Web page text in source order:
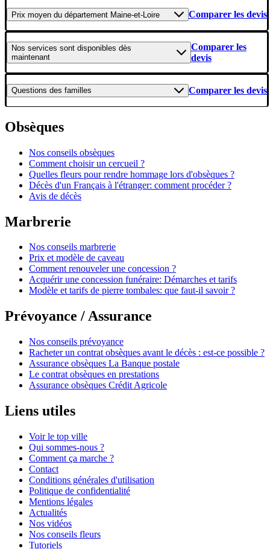
Prix moyen du département Maine-et-Loire Comparer les devis
Nos services sont disponibles dès
maintenant
Comparer les
devis
Questions des familles Comparer les devis
Obsèques
Nos conseils obsèques
Comment choisir un cercueil ?
Quelles fleurs pour rendre hommage lors d'obsèques ?
Décès d'un Français à l'étranger: comment procéder ?
Avis de décès
Marbrerie
Nos conseils marbrerie
Prix et modèle de caveau
Comment renouveler une concession ?
Acquérir une concession funéraire: Démarches et tarifs
Modèle et tarifs de pierre tombales: que faut-il savoir ?
Prévoyance / Assurance
Nos conseils prévoyance
Racheter un contrat obsèques avant le décès : est-ce possible ?
Assurance obsèques La Banque postale
Le contrat obsèques en prestations
Assurance obsèques Crédit Agricole
Liens utiles
Voir le top ville
Qui sommes-nous ?
Comment ça marche ?
Contact
Conditions générales d'utilisation
Politique de confidentialité
Mentions légales
Actualités
Nos vidéos
Nos conseils fleurs
Tutoriels